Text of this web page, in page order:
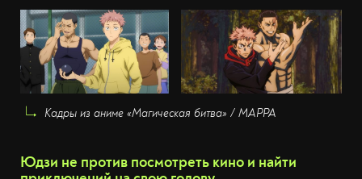
Кадры из аниме «Магическая битва» / MAPPA
Юдзи не против посмотреть кино и найти